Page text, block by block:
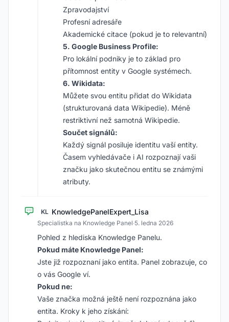
Zpravodajství
Profesní adresáře
Akademické citace (pokud je to relevantní)
5. Google Business Profile:
Pro lokální podniky je to základ pro
přítomnost entity v Google systémech.
6. Wikidata:
Můžete svou entitu přidat do Wikidata
(strukturovaná data Wikipedie). Méně
restriktivní než samotná Wikipedie.
Součet signálů:
Každý signál posiluje identitu vaší entity.
Časem vyhledávače i AI rozpoznají vaši
značku jako skutečnou entitu se známými
atributy.
KL KnowledgePanelExpert_Lisa
Specialistka na Knowledge Panel·5. ledna 2026
Pohled z hlediska Knowledge Panelu.
Pokud máte Knowledge Panel:
Jste již rozpoznaní jako entita. Panel zobrazuje, co
o vás Google ví.
Pokud ne:
Vaše značka možná ještě není rozpoznána jako
entita. Kroky k jeho získání: